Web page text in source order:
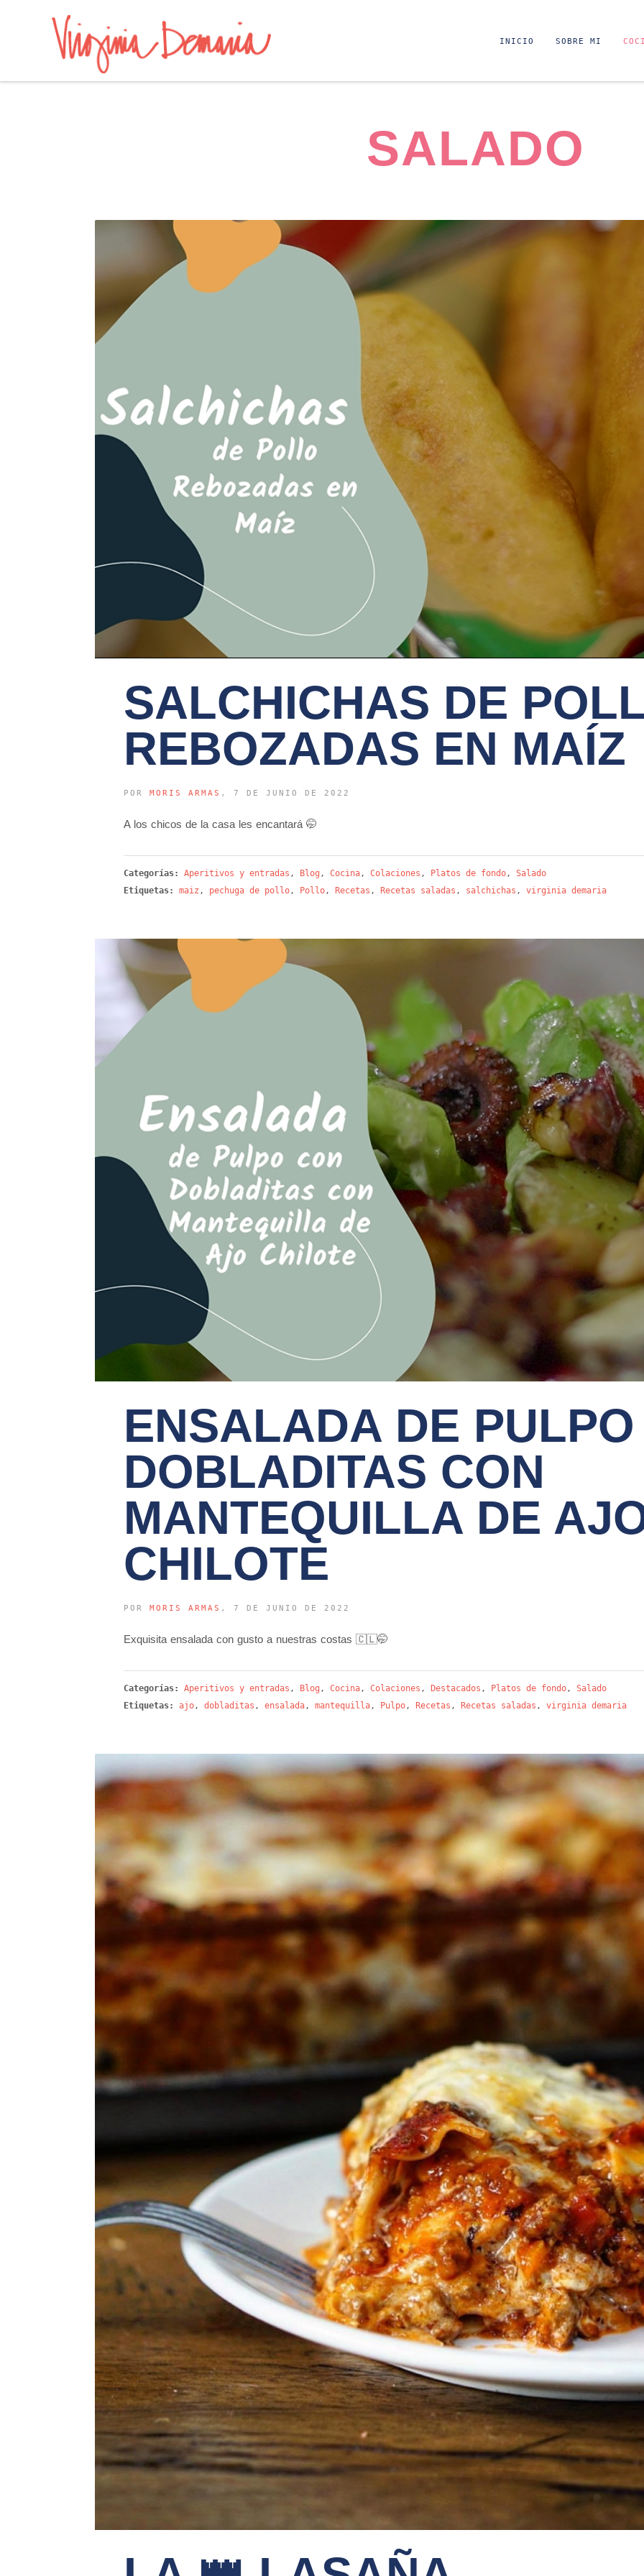
INICIO SOBRE MI
SALADO
SALCHICHAS DE
REBOZADAS EN MAÍZ
POR MORIS ARMAS , 7 DE JUNIO DE 2022
A los chicos de la casa les encantará 🤭
Categorías: Aperitivos y entradas , Blog , Cocina, Colaciones , Platos de fondo, Salado
Etiquetas:
maiz , pechuga de pollo, Pollo, Recetas , Recetas saladas , salchichas , virginia demaria
ENSALADA DE PULPO
DOBLADITAS CON
MANTEQUILLA DE
CHILOTE
POR MORIS ARMAS , 7 DE JUNIO DE 2022
Exquisita ensalada con gusto a nuestras costas 🇨🇱🤭
Categorías: Aperitivos y entradas , Blog , Cocina, Colaciones , Destacados , Platos de fondo, Salado
Etiquetas:
ajo, dobladitas , ensalada, mantequilla, Pulpo, Recetas , Recetas saladas , virginia demaria